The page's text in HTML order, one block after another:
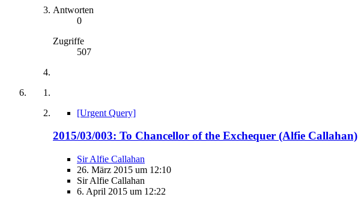
Antworten
0
Zugriffe
507
[Urgent Query]
2015/03/003: To Chancellor of the Exchequer (Alfie Callahan)
Sir Alfie Callahan
26. März 2015 um 12:10
Sir Alfie Callahan
6. April 2015 um 12:22